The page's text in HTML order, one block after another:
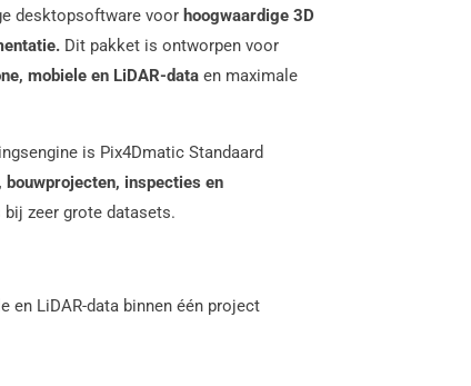
desktopsoftware voor hoogwaardige 3D
Dit pakket is ontworpen voor
mobiele en LiDAR-data en maximale
is Pix4Dmatic Standaard
bouwprojecten, inspecties en
bij zeer grote datasets.
en LiDAR-data binnen één project